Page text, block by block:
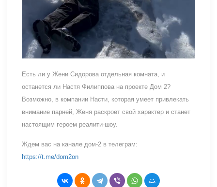
Есть ли у Жени Сидорова отдельная комната, и
останется ли Настя Филиппова на проекте Дом 2?
Возможно, в компании Насти, которая умеет привлекать
внимание парней, Женя раскроет свой характер и станет
настоящим героем реалити-шоу.
Ждем вас на канале дом-2 в телеграм:
https://t.me/dom2on